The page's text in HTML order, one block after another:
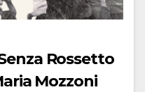
Rossetto
Mozzoni